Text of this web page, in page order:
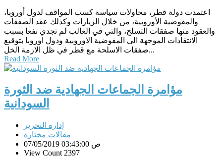
اعتمدت دولة قطر، محاولات سياسة كسب المواقف لدول أوروبا،
والمفوضية الأوروبية، من خلال الزيارات وكذلك عقد الصفقات
والعقود منها صفقات التسلح، والتي في الغالب لم تجدي نفعا بسبب
الانتقادات الموجهة الى المفوضية الاوروبية ودول اوروبا بتوقيع
صفقات الاسلحة مع قطر في ظل الازمة الخل...
Read More
مؤامرة الجماعات الجهادية ضد الثورة
السودانية
إدارة التحرير
مقالات مختارة
07/05/2019 03:43:00 ص
View Count 2397